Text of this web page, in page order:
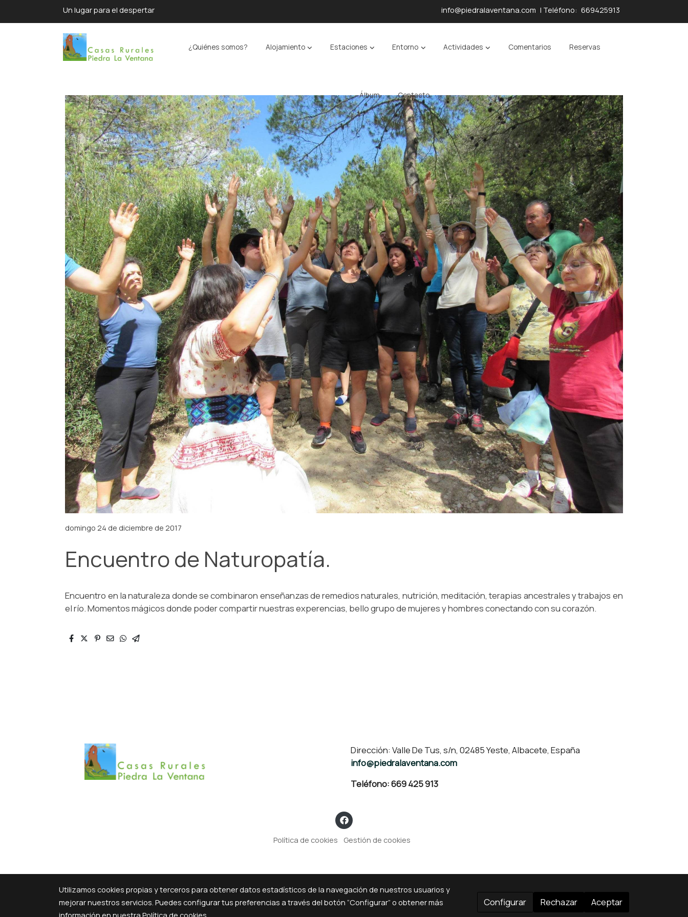
Un lugar para el despertar info@piedralaventana.com | Teléfono: 669425913
¿Quiénes somos? Alojamiento Estaciones Entorno Actividades Comentarios Reservas
Álbum Contacto
domingo 24 de diciembre de 2017
Encuentro de Naturopatía.
Encuentro en la naturaleza donde se combinaron enseñanzas de remedios naturales, nutrición, meditación, terapias ancestrales y trabajos en
el río. Momentos mágicos donde poder compartir nuestras experencias, bello grupo de mujeres y hombres conectando con su corazón.
Dirección: Valle De Tus, s/n, 02485 Yeste, Albacete, España
info@piedralaventana.com
Teléfono:669 425 913
Política de cookies Gestión de cookies
Utilizamos cookies propias y terceros para obtener datos estadísticos de la navegación de nuestros usuarios y
mejorar nuestros servicios. Puedes configurar tus preferencias a través del botón “Configurar” o obtener más
Configurar Rechazar Aceptar